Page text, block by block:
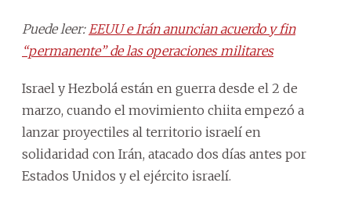
Puede leer: EEUU e Irán anuncian acuerdo y fin
“permanente” de las operaciones militares
Israel y Hezbolá están en guerra desde el 2 de
marzo, cuando el movimiento chiita empezó a
lanzar proyectiles al territorio israelí en
solidaridad con Irán, atacado dos días antes por
Estados Unidos y el ejército israelí.